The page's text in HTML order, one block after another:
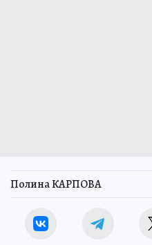
Полина КАРПОВА